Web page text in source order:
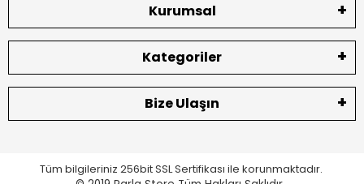
Kurumsal
Kategoriler
Bize Ulaşın
Tüm bilgileriniz 256bit SSL Sertifikası ile korunmaktadır.